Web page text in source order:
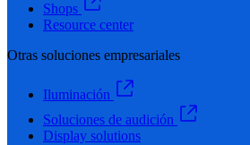
Shops
Resource center
Otras soluciones empresariales
Iluminación
Soluciones de audición
Display solutions